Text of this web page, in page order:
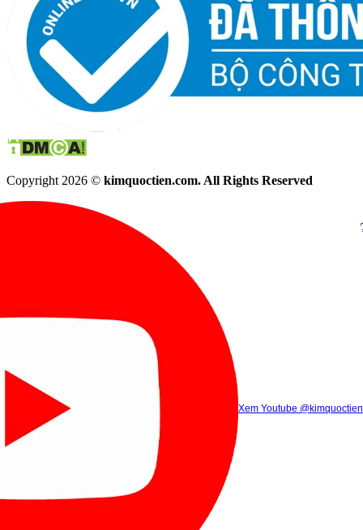
Copyright 2026 © kimquoctien.com. All Rights Reserved
Xem Tik Tok
(8h00 - 21h30)
(8h00 -
Gọi điện (8h00 - 21h30)
Xem Youtube @kimquoctien